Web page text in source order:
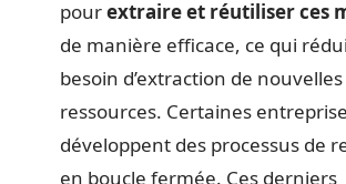
pourextraire et réutiliser ces
de manière efficace, ce qui
besoin d’extraction de nouvelles
ressources. Certaines
développent des processus de
en boucle fermée. Ces derniers